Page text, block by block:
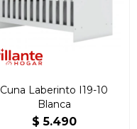
Cuna Laberinto I19-10
Blanca
$ 5.490